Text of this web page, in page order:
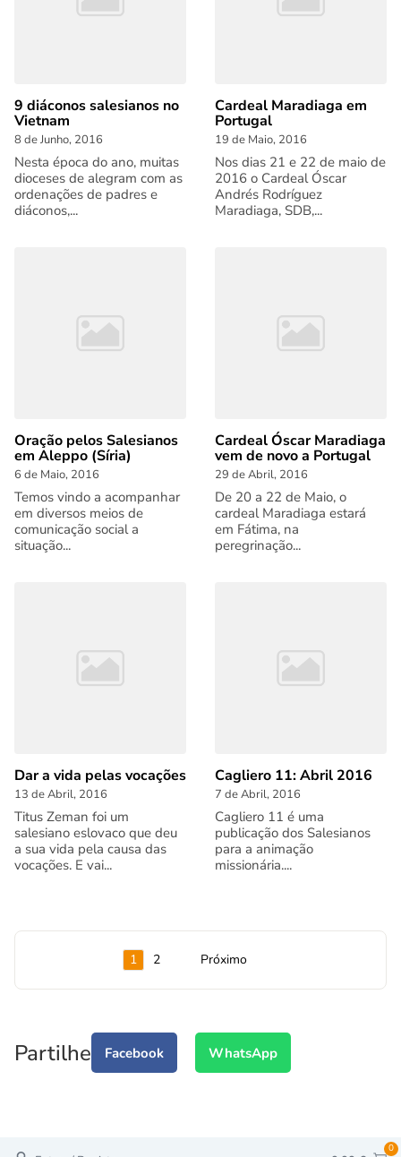
9 diáconos salesianos no
Vietnam
8 de Junho, 2016
Nesta época do ano, muitas
dioceses de alegram com as
ordenações de padres e
diáconos,...
Cardeal Maradiaga em
Portugal
19 de Maio, 2016
Nos dias 21 e 22 de maio de
2016 o Cardeal Óscar
Andrés Rodríguez
Maradiaga, SDB,...
Oração pelos Salesianos
em Aleppo (Síria)
6 de Maio, 2016
Temos vindo a acompanhar
em diversos meios de
comunicação social a
situação...
Cardeal Óscar Maradiaga
vem de novo a Portugal
29 de Abril, 2016
De 20 a 22 de Maio, o
cardeal Maradiaga estará
em Fátima, na
peregrinação...
Dar a vida pelas vocações
13 de Abril, 2016
Titus Zeman foi um
salesiano eslovaco que deu
a sua vida pela causa das
vocações. E vai...
Cagliero 11: Abril 2016
7 de Abril, 2016
Cagliero 11 é uma
publicação dos Salesianos
para a animação
missionária....
1 2 Próximo
Partilhe Facebook WhatsApp
0